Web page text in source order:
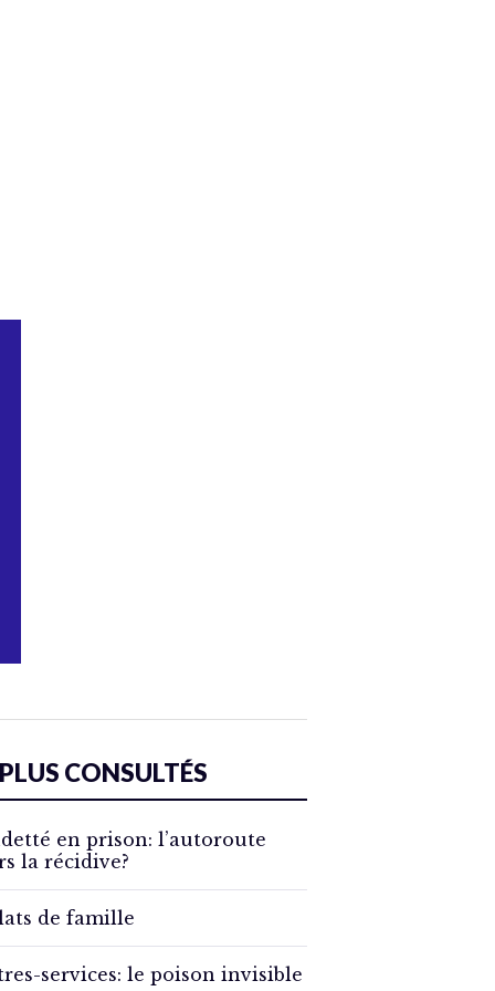
CONSULTÉS
en prison: l’autoroute
la récidive?
de famille
services: le poison invisible